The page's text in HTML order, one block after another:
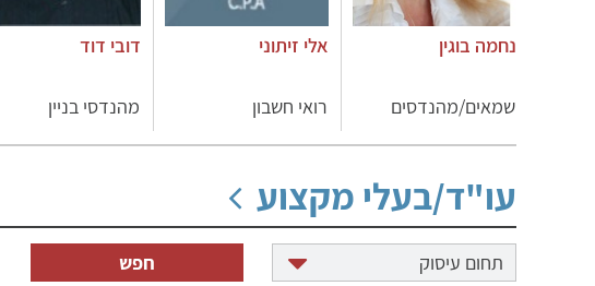
נחמה בוגין
שמאים/מהנדסים
אלי זיתוני
רואי חשבון
דובי דוד
מהנדסי בניין
עו"ד/בעלי מקצוע